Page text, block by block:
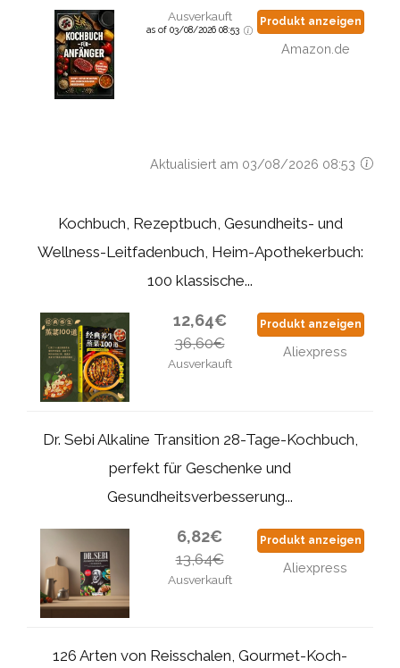
Ausverkauft
as of 03/08/2026 08:53
Produkt anzeigen
Amazon.de
Aktualisiert am 03/08/2026 08:53
Kochbuch, Rezeptbuch, Gesundheits- und
Wellness-Leitfadenbuch, Heim-Apothekerbuch:
100 klassische...
12,64€
36,60€
Ausverkauft
Produkt anzeigen
Aliexpress
Dr. Sebi Alkaline Transition 28-Tage-Kochbuch,
perfekt für Geschenke und
Gesundheitsverbesserung...
6,82€
13,64€
Ausverkauft
Produkt anzeigen
Aliexpress
126 Arten von Reisschalen, Gourmet-Koch-